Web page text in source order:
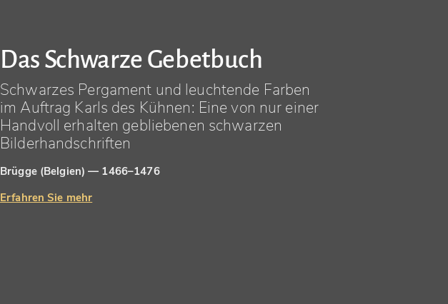
Das Schwarze Gebetbuch
Schwarzes Pergament und leuchtende Farben
im Auftrag Karls des Kühnen: Eine von nur einer
Handvoll erhalten gebliebenen schwarzen
Bilderhandschriften
Brügge (Belgien) — 1466–1476
Erfahren Sie mehr